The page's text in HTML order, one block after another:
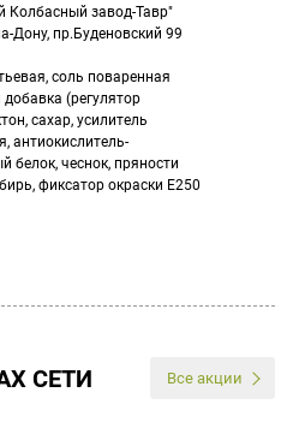
Колбасный завод-Тавр"
Дону, пр.Буденовский 99
соль поваренная
(регулятор
сахар, усилитель
антиокислитель-
белок, чеснок, пряности
фиксатор окраски Е250
СЕТИ Все акции